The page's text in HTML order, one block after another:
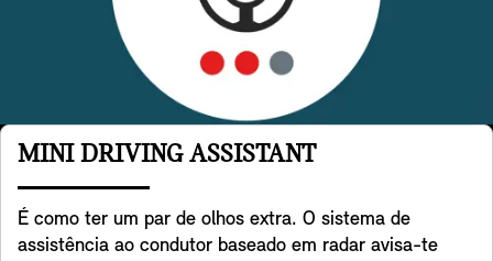
MINI DRIVING ASSISTANT
É como ter um par de olhos extra. O sistema de
assistência ao condutor baseado em radar avisa-te